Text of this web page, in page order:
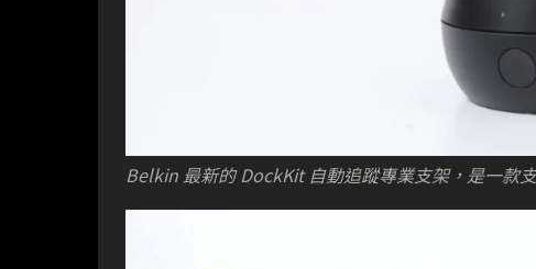
Belkin 最新的 DockKit 自動追蹤專業支架，是一款